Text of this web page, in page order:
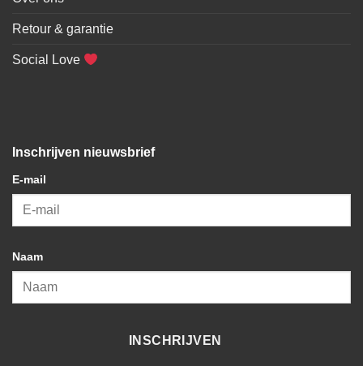
Retour & garantie
Social Love
Inschrijven nieuwsbrief
E-mail
Naam
INSCHRIJVEN